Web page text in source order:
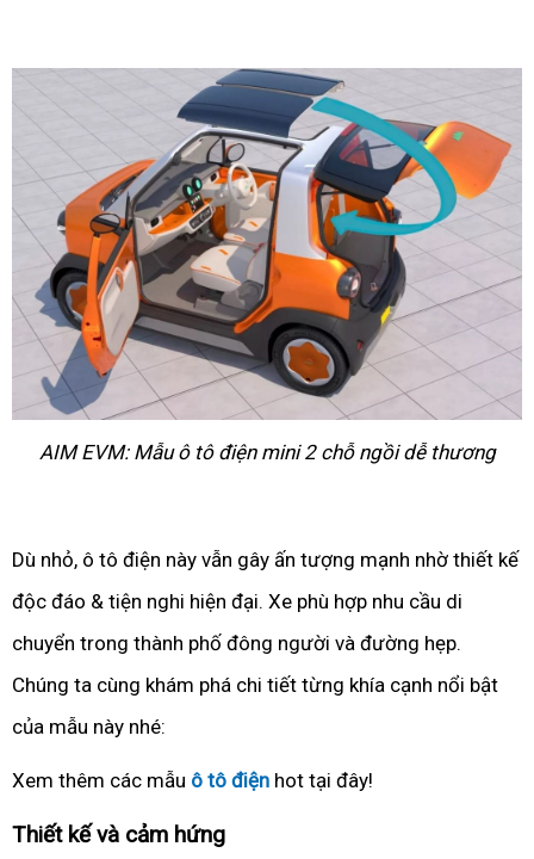
AIM EVM: Mẫu ô tô điện mini 2 chỗ ngồi dễ thương
Dù nhỏ, ô tô điện này vẫn gây ấn tượng mạnh nhờ thiết kế
độc đáo & tiện nghi hiện đại. Xe phù hợp nhu cầu di
chuyển trong thành phố đông người và đường hẹp.
Chúng ta cùng khám phá chi tiết từng khía cạnh nổi bật
của mẫu này nhé:
Xem thêm các mẫu ô tô điện hot tại đây!
Thiết kế và cảm hứng